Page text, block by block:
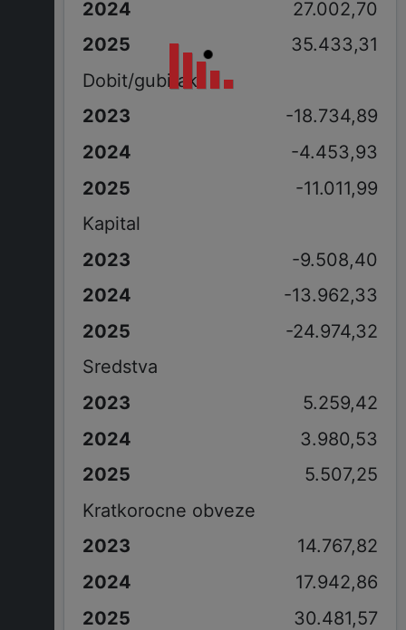
27.002,70
35.433,31
Dobit/gubitak
-18.734,89
-4.453,93
-11.011,99
Kapital
-9.508,40
-13.962,33
-24.974,32
Sredstva
5.259,42
3.980,53
5.507,25
Kratkorocne obveze
14.767,82
17.942,86
30.481,57